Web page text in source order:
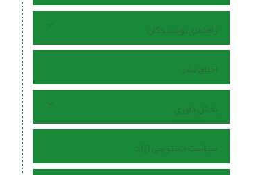
راهنمای نویسندگان
اخلاق نشر
بخش داوری
سیاست دسترسی آزاد